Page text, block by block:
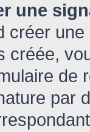
une
créer
créée,
de
par